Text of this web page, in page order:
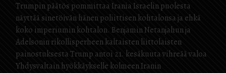
Trumpin päätös pommittaa Irania Israelin puolesta
näyttää sinetöivän hänen poliittisen kohtalonsa ja ehkä
koko imperiumin kohtalon. Benjamin Netanjahun ja
Adelsonin rikollisperheen kaltaisten liittolaisten
painostuksesta Trump antoi 21. kesäkuuta vihreää valoa
Yhdysvaltain hyökkäykselle kolmeen Iranin